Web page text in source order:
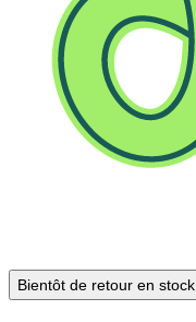
Bientôt de retour en stock